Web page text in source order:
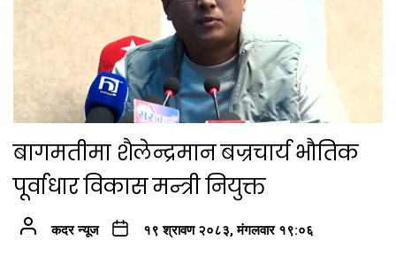
बागमतीमा शैलेन्द्रमान बज्रचार्य भौतिक
पूर्वाधार विकास मन्त्री नियुक्त
कदर न्यूज १९ श्रावण २०८३, मंगलवार १९:०६